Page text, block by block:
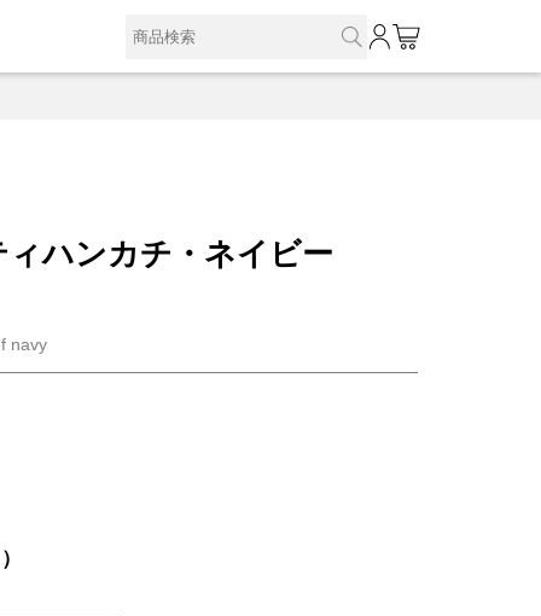
ハンカチ・ネイビー
navy